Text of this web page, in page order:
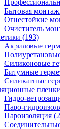
Бытовая
Огнестойкие
Очиститель
(193)
Акриловые
Силиконовые
Битумные
Силикатные
Гидро-
Паро-
Пароизоляция